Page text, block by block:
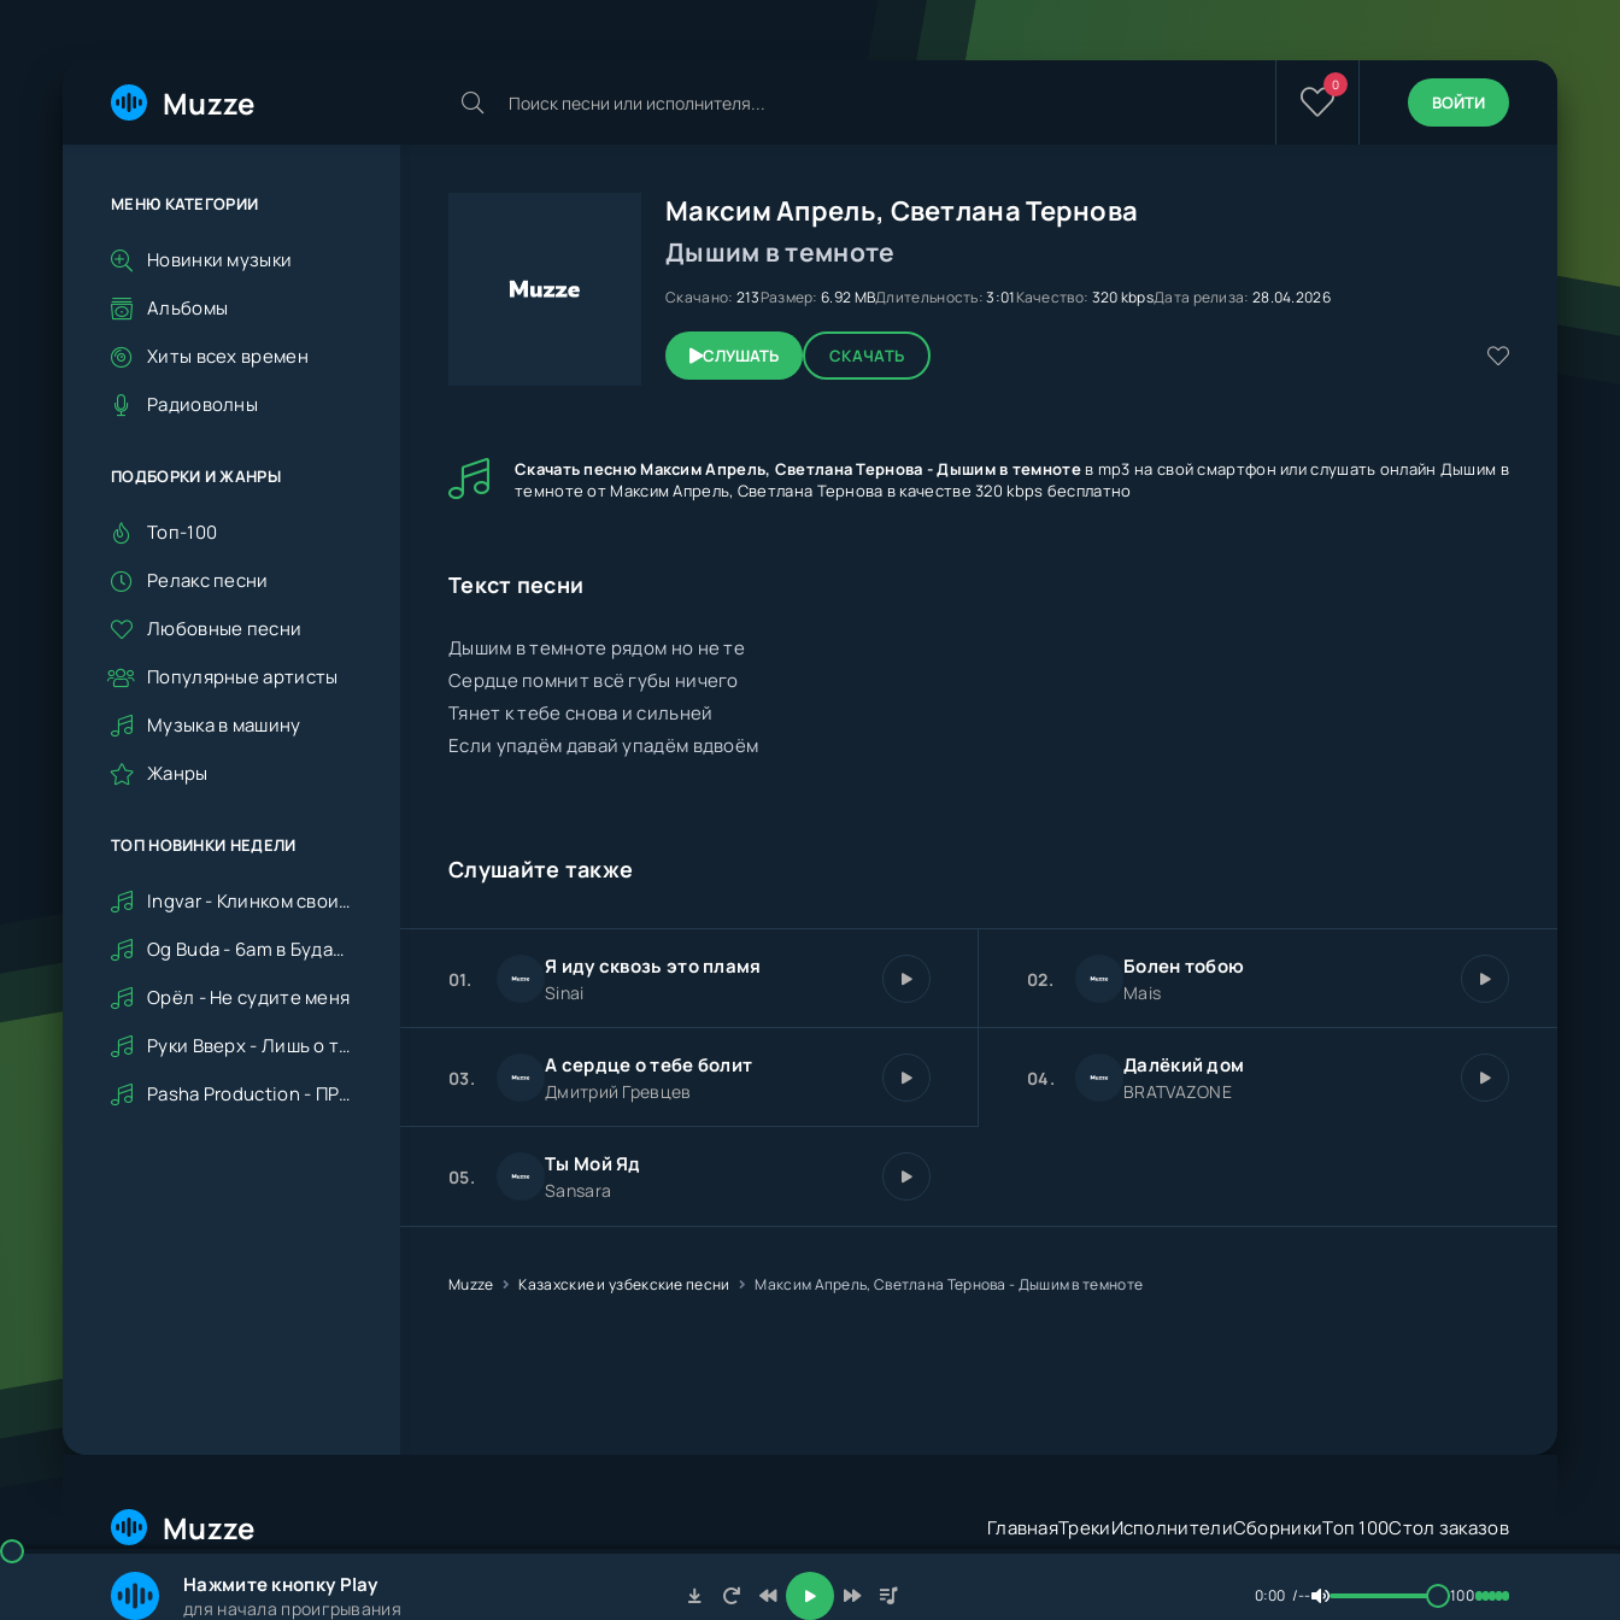
Muzze 0
ВОЙТИ
Максим Апрель, Светлана Тернова
Дышим в темноте
Скачано: 213Размер: 6.92 MBДлительность:3:01Качество: 320 kbpsДата релиза: 28.04.2026
СЛУШАТЬ СКАЧАТЬ
Скачать песню Максим Апрель, Светлана Тернова - Дышим в темнотев mp3 на свой смартфон или слушать онлайн Дышим в
темноте от Максим Апрель, Светлана Тернова в качестве 320 kbps бесплатно
Текст песни
Дышим в темноте рядом но не те
Сердце помнит всё губы ничего
Тянет к тебе снова и сильней
Если упадём давай упадём вдвоём
Слушайте также
01. Я иду сквозь это пламя
Sinai
02. Болен тобою
Mais
03. А сердце о тебе болит
Дмитрий Гревцев
04. Далёкий дом
BRATVAZONE
05. Ты Мой Яд
Sansara
Muzze Казахские и узбекские песни Максим Апрель, Светлана Тернова - Дышим в темноте
МЕНЮ КАТЕГОРИИ
Новинки музыки
Альбомы
Хиты всех времен
Радиоволны
ПОДБОРКИ И ЖАНРЫ
Топ-100
Релакс песни
Любовные песни
Популярные артисты
Музыка в машину
Жанры
ТОП НОВИНКИ НЕДЕЛИ
Ingvar - Клинком своим ударишь ты по сердцу мне
Og Buda - 6am в Будапеште
Орёл - Не судите меня
Руки Вверх - Лишь о тебе мечтая (Remix cover Deep House)
Pasha Production - ПРАВДУ СКАЖИ
Muzze ГлавнаяТрекиИсполнителиСборникиТоп 100Стол заказов
© 2026 Muzze.net. Все права защищены. Администрация: admin@muzze.net
Нажмите кнопку Play
для начала проигрывания
0:00 -- 100